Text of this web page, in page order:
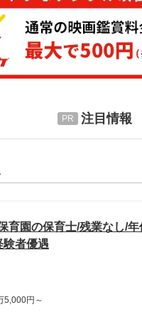
注目情報
育園の保育士/残業なし/年
験者優遇
5,000円～